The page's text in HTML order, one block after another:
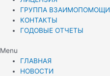
ГРУППА ВЗАИМОПОМОЩИ
КОНТАКТЫ
ГОДОВЫЕ ОТЧЕТЫ
Menu
ГЛАВНАЯ
НОВОСТИ